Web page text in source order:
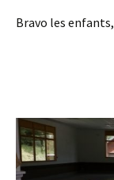
Bravo les enfants,